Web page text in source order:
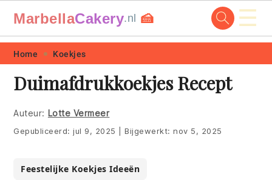
Skip
primary
navigation
Skip
main
content
Skip
primary
sidebar
Skip
footer
MarbellaCakery.nl 🍰 ☰
Home Koekjes
Duimafdrukkoekjes Recept
Auteur: Lotte Vermeer
Gepubliceerd:jul 9, 2025 Bijgewerkt:nov 5, 2025
Feestelijke Koekjes Ideeën